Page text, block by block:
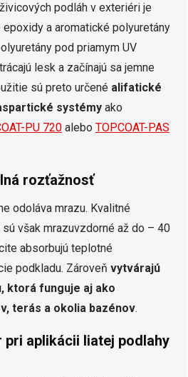
podláh v exteriéri je
a aromatické polyuretány
pod priamym UV
lesk a začínajú sa jemne
sú preto určené alifatické
systémy ako
PU 720 alebo TOPCOAT-PAS
rozťažnosť
odoláva mrazu. Kvalitné
však mrazuvzdorné až do – 40
absorbujú teplotné
podkladu. Zároveň vytvárajú
ktorá funguje aj ako
terás a okolia bazénov.
pri aplikácii liatej podlahy